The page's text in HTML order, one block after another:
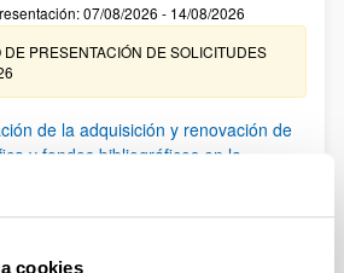
cookies
07/08/2026 - 14/08/2026
PRESENTACIÓN DE SOLICITUDES
de la adquisición y renovación de
y fondos bibliográficos en la
excluidas. 23/03/2026: Relación